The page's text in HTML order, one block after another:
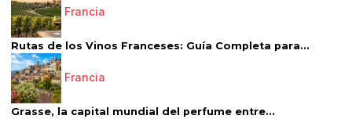
Francia
Rutas de los Vinos Franceses: Guía Completa para...
Francia
Grasse, la capital mundial del perfume entre...